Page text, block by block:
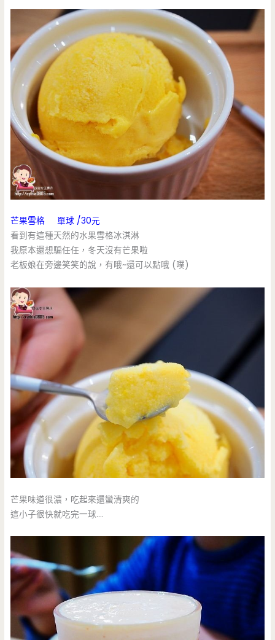
芒果雪格 單球 /30元
看到有這種天然的水果雪格冰淇淋
我原本還想騙任任，冬天沒有芒果啦
老板娘在旁邊笑笑的說，有哦~還可以點哦 (噗)
芒果味道很濃，吃起來還蠻清爽的
這小子很快就吃完一球….